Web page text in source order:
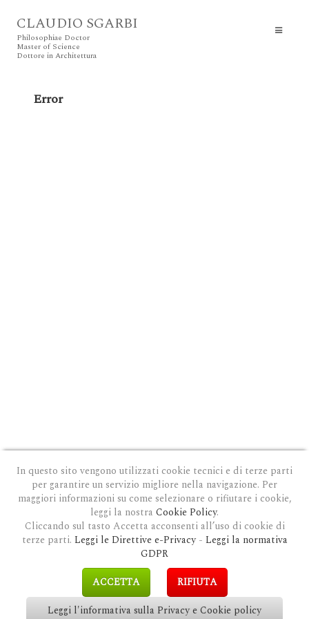
CLAUDIO SGARBI
Philosophiae Doctor
Master of Science
Dottore in Architettura
Error
PRIVACY E COOKIE POLICY | COOKIE POLICY|CONDIZIONI GENERALI D'USO|GDPR
| GDPR RICHIESTA CANCELLAZIONE
COPYRIGHT © 2018 CLAUDIOSGARBI.COM - TUTTI I DIRITTI RISERVATI.
SITE BYGUALDI PROMOTION&LP-STUDIO
In questo sito vengono utilizzati cookie tecnici e di terze parti
per garantire un servizio migliore nella navigazione. Per
maggiori informazioni su come selezionare o rifiutare i cookie,
leggi la nostra Cookie Policy.
Cliccando sul tasto Accetta acconsenti all’uso di cookie di
terze parti. Leggi le Direttive e-Privacy- Leggi la normativa
GDPR
ACCETTA
RIFIUTA
Leggi l'informativa sulla Privacy e Cookie policy